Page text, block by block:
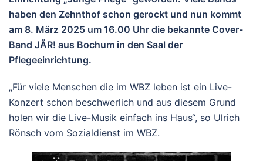
haben den Zehnthof schon gerockt und nun kommt
am 8. März 2025 um 16.00 Uhr die bekannte Cover-
Band JÄR! aus Bochum in den Saal der
Pflegeeinrichtung.
„Für viele Menschen die im WBZ leben ist ein Live-
Konzert schon beschwerlich und aus diesem Grund
holen wir die Live-Musik einfach ins Haus“, so Ulrich
Rönsch vom Sozialdienst im WBZ.